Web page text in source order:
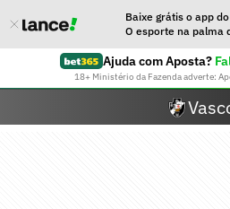
Baixe grátis o app
O esporte na palma
Ajuda com Aposta?
18+ Ministério da Fazenda adverte: